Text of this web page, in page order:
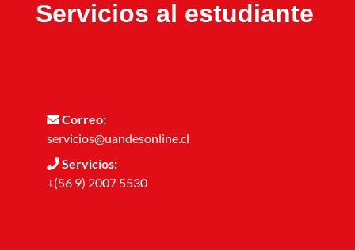
Servicios al estudiante
Correo:
servicios@uandesonline.cl
Servicios:
+(56 9) 2007 5530